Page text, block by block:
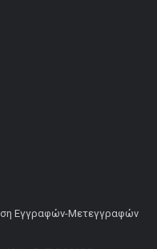
Εγγραφών-Μετεγγραφών